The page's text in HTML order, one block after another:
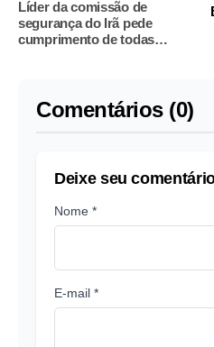
Líder da comissão de
segurança do Irã pede
cumprimento de todas
Comentários (0)
Deixe seu
Nome *
E-mail *